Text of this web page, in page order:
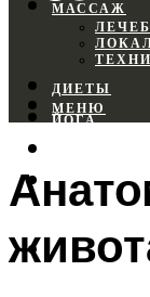
МАССАЖ
ДИЕТЫ
ЙОГА
ФИТНЕС
МЕНЮ
МЕНЮ